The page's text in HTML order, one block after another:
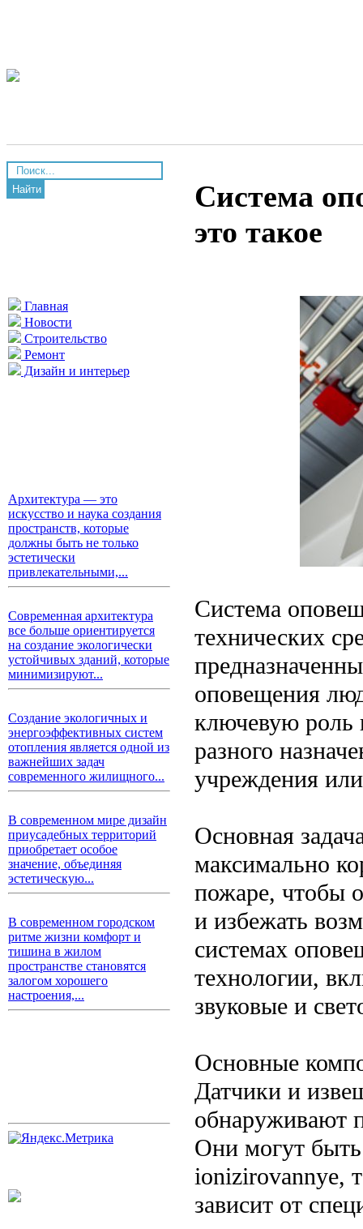
Найти
Главная
Новости
Строительство
Ремонт
Дизайн и интерьер
Архитектура — это
искусство и наука создания
пространств, которые
должны быть не только
эстетически
привлекательными,...
Современная архитектура
все больше ориентируется
на создание экологически
устойчивых зданий, которые
минимизируют...
Создание экологичных и
энергоэффективных систем
отопления является одной из
важнейших задач
современного жилищного...
В современном мире дизайн
приусадебных территорий
приобретает особое
значение, объединяя
эстетическую...
В современном городском
ритме жизни комфорт и
тишина в жилом
пространстве становятся
залогом хорошего
настроения,...
Система
это такое
Система
технических
оповещения
ключевую роль
разного
учреждения
Основная
максимально
пожаре, чтобы
и избежать
системах
технологии,
звуковые и
Основные
Датчики и
обнаруживают
Они могут
ionizirovannye,
зависит от